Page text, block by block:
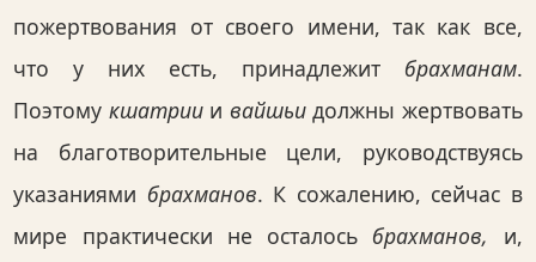
пожертвования от своего имени, так как все,
что у них есть, принадлежит брахманам.
Поэтому кшатриии вайшьидолжны жертвовать
на благотворительные цели, руководствуясь
указаниями брахманов. К сожалению, сейчас в
мире практически не осталось брахманов,
и,